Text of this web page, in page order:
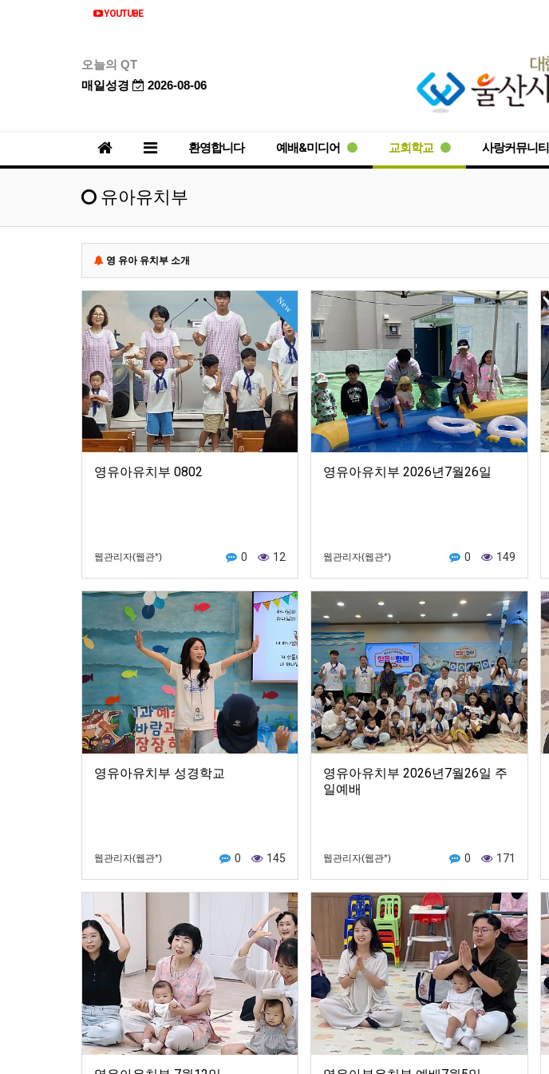
YOUTUBE
오늘의 QT
매일성경
2026-08-06
환영합니다 예배&미디어 교회학교 사랑커뮤니티
유아유치부
영 유아 유치부 소개
New
영유아유치부 0802
웹관리자(웹관*) 0 12
영유아유치부 2026년7월26일
웹관리자(웹관*) 0 149
영유아유치부 성경학교
웹관리자(웹관*) 0 145
영유아유치부 2026년7월26일 주
일예배
웹관리자(웹관*) 0 171